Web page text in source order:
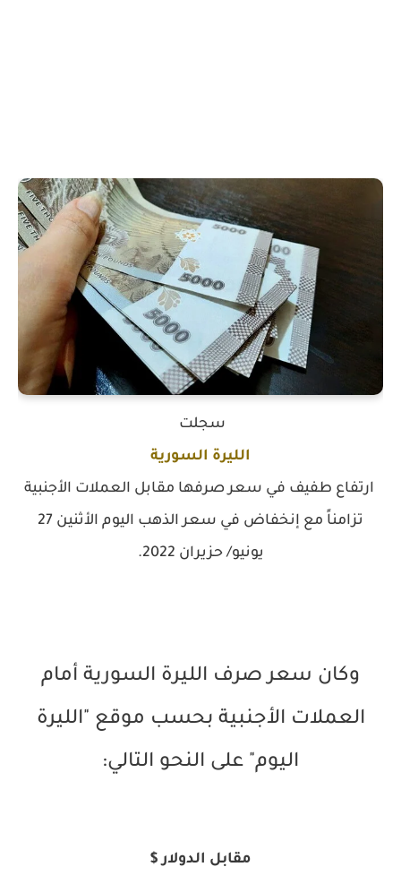
سجلت
الليرة السورية
ارتفاع طفيف في سعر صرفها مقابل العملات الأجنبية
تزامناً مع إنخفاض في سعر الذهب اليوم الأثنين 27
يونيو/ حزيران 2022.
وكان سعر صرف الليرة السورية أمام
العملات الأجنبية بحسب موقع "الليرة
اليوم" على النحو التالي:
مقابل الدولار $